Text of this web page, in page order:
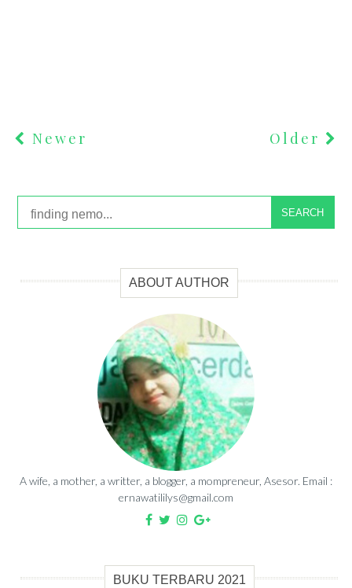
Newer Older
SEARCH
ABOUT AUTHOR
A wife, a mother, a writter, a blogger, a mompreneur, Asesor. Email :
ernawatililys@gmail.com
BUKU TERBARU 2021